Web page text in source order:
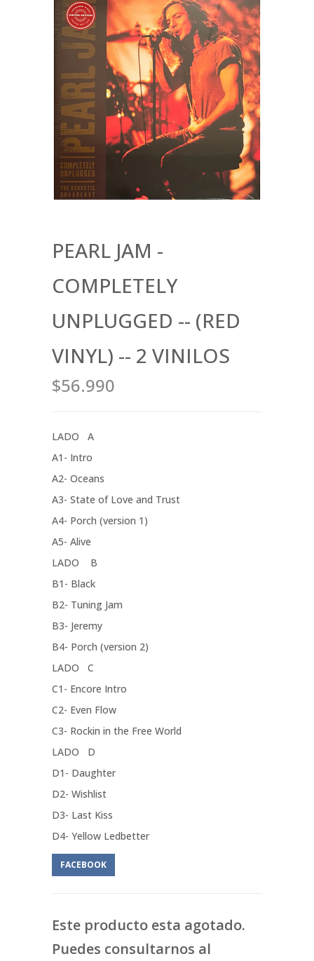
PEARL JAM -
COMPLETELY
UNPLUGGED -- (RED
VINYL) -- 2 VINILOS
$56.990
LADO A
A1- Intro
A2- Oceans
A3- State of Love and Trust
A4- Porch (version 1)
A5- Alive
LADO B
B1- Black
B2- Tuning Jam
B3- Jeremy
B4- Porch (version 2)
LADO C
C1- Encore Intro
C2- Even Flow
C3- Rockin in the Free World
LADO D
D1- Daughter
D2- Wishlist
D3- Last Kiss
D4- Yellow Ledbetter
FACEBOOK
Este producto esta agotado.
Puedes consultarnos al